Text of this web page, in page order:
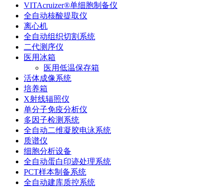
VITAcruizer®单细胞制备仪
全自动核酸提取仪
离心机
全自动组织切割系统
二代测序仪
医用冰箱
医用低温保存箱
活体成像系统
培养箱
X射线辐照仪
单分子免疫分析仪
多因子检测系统
全自动二维凝胶电泳系统
质谱仪
细胞分析设备
全自动蛋白印迹处理系统
PCT样本制备系统
全自动建库质控系统